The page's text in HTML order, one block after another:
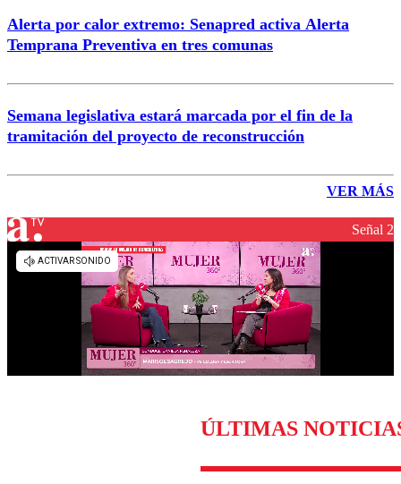
Alerta por calor extremo: Senapred activa Alerta
Temprana Preventiva en tres comunas
Semana legislativa estará marcada por el fin de la
tramitación del proyecto de reconstrucción
VER MÁS
Señal 2
ÚLTIMAS